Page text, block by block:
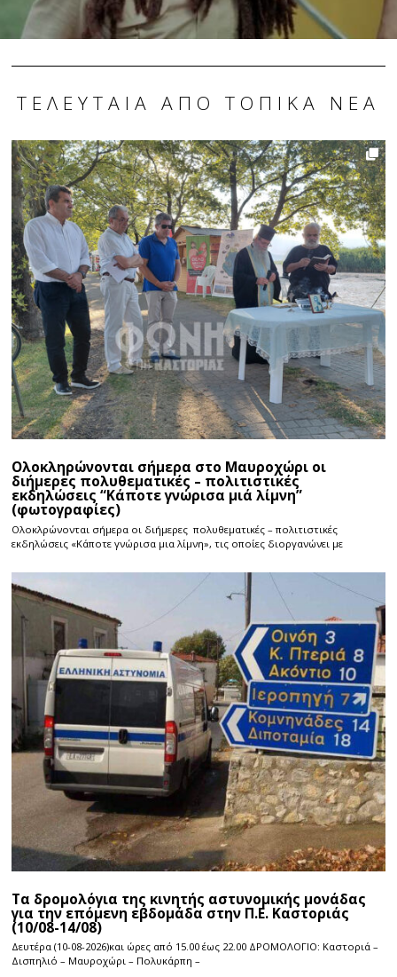
ΤΕΛΕΥΤΑΊΑ ΑΠΌ ΤΟΠΙΚΆ ΝΈΑ
Ολοκληρώνονται σήμερα στο Μαυροχώρι οι
διήμερες πολυθεματικές – πολιτιστικές
εκδηλώσεις “Κάποτε γνώρισα μιά λίμνη”
(φωτογραφίες)
Ολοκλρώνονται σήμερα οι διήμερες πολυθεματικές – πολιτιστικές
εκδηλώσεις «Κάποτε γνώρισα μια λίμνη», τις οποίες διοργανώνει με
Τα δρομολόγια της κινητής αστυνομικής μονάδας
για την επόμενη εβδομάδα στην Π.Ε. Καστοριάς
(10/08-14/08)
Δευτέρα (10-08-2026)και ώρες από 15.00 έως 22.00 ΔΡΟΜΟΛΟΓΙΟ: Καστοριά –
Δισπηλιό – Μαυροχώρι – Πολυκάρπη –